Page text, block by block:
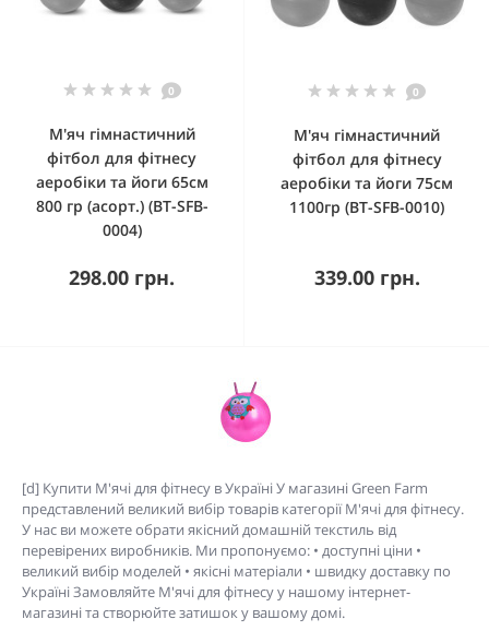
0
М'яч гімнастичний
фітбол для фітнесу
аеробіки та йоги 65см
800 гр (асорт.) (BT-SFB-
0004)
298.00 грн.
0
М'яч гімнастичний
фітбол для фітнесу
аеробіки та йоги 75см
1100гр (BT-SFB-0010)
339.00 грн.
[d] Купити М'ячі для фітнесу в Україні У магазині Green Farm
представлений великий вибір товарів категорії М'ячі для фітнесу.
У нас ви можете обрати якісний домашній текстиль від
перевірених виробників. Ми пропонуємо: • доступні ціни •
великий вибір моделей • якісні матеріали • швидку доставку по
Україні Замовляйте М'ячі для фітнесу у нашому інтернет-
магазині та створюйте затишок у вашому домі.